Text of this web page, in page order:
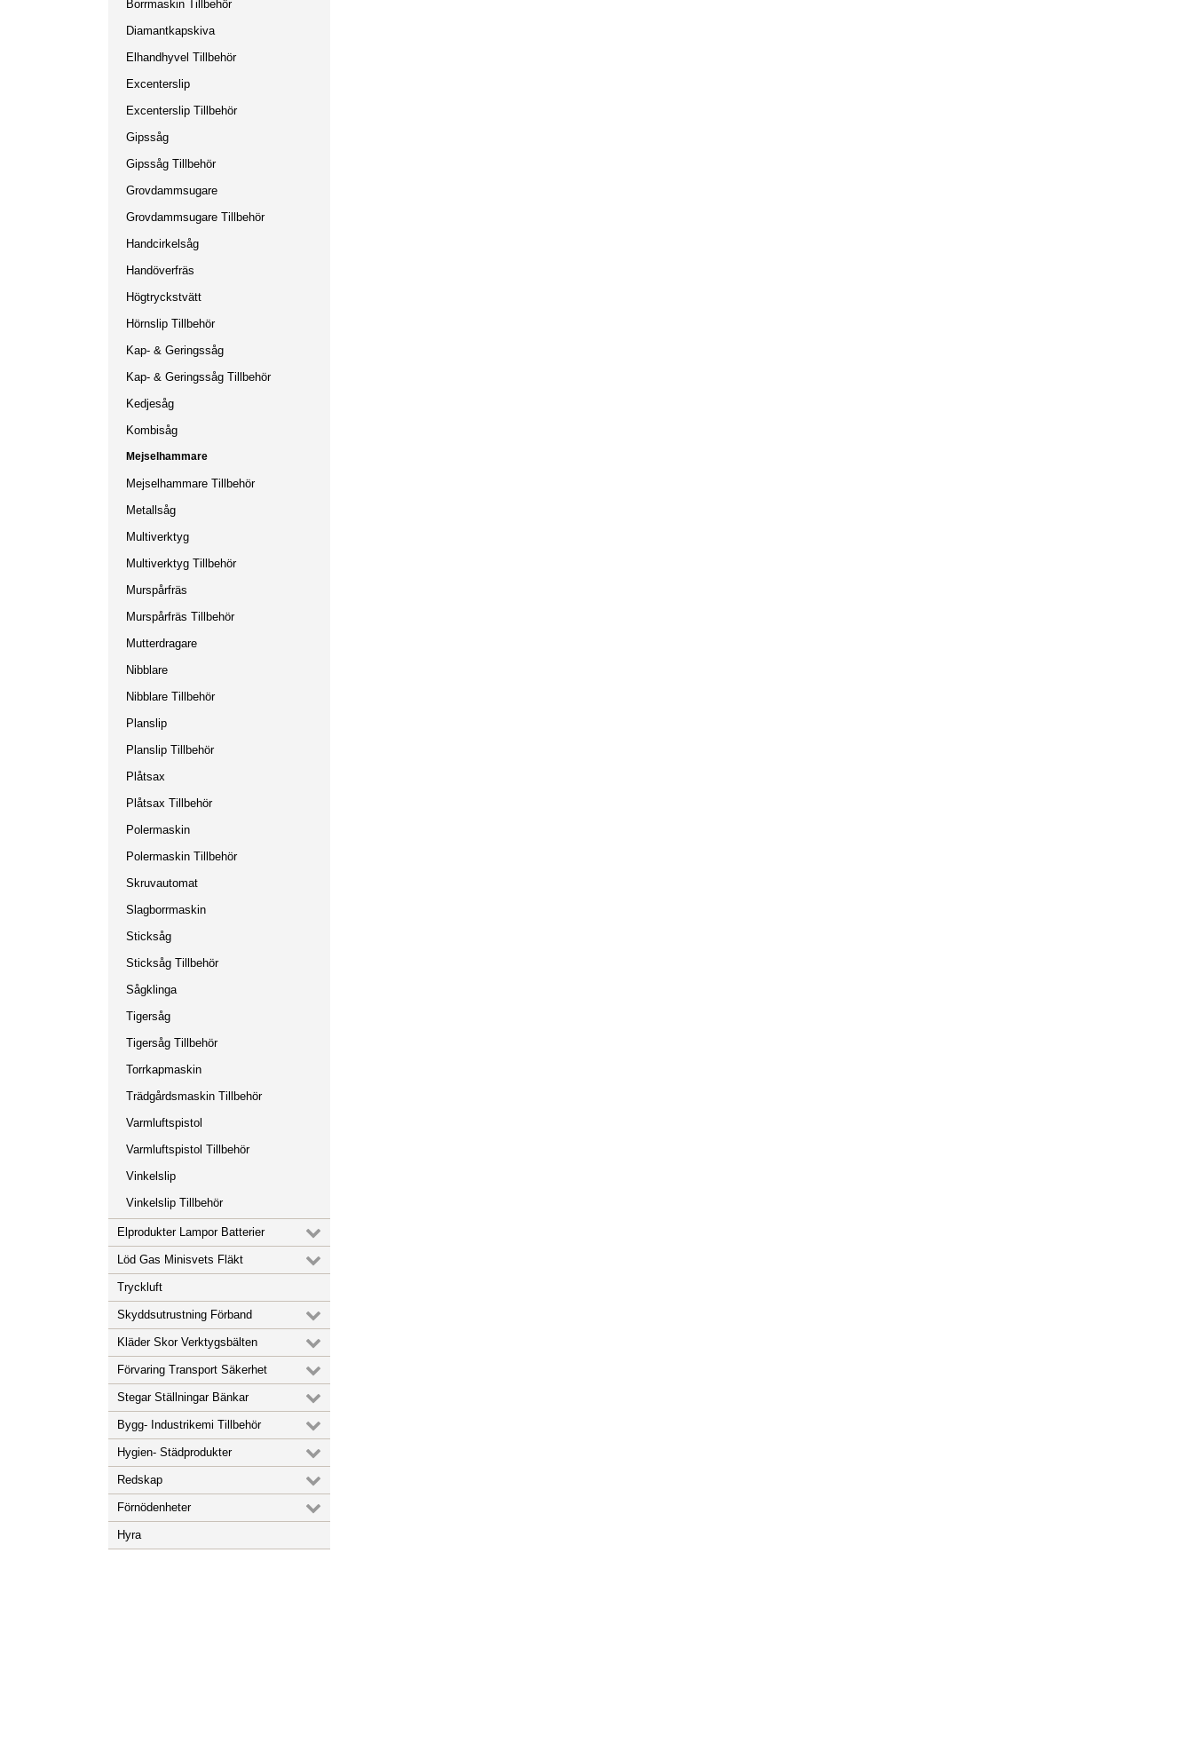
Borrmaskin Tillbehör
Diamantkapskiva
Elhandhyvel Tillbehör
Excenterslip
Excenterslip Tillbehör
Gipssåg
Gipssåg Tillbehör
Grovdammsugare
Grovdammsugare Tillbehör
Handcirkelsåg
Handöverfräs
Högtryckstvätt
Hörnslip Tillbehör
Kap- & Geringssåg
Kap- & Geringssåg Tillbehör
Kedjesåg
Kombisåg
Mejselhammare
Mejselhammare Tillbehör
Metallsåg
Multiverktyg
Multiverktyg Tillbehör
Murspårfräs
Murspårfräs Tillbehör
Mutterdragare
Nibblare
Nibblare Tillbehör
Planslip
Planslip Tillbehör
Plåtsax
Plåtsax Tillbehör
Polermaskin
Polermaskin Tillbehör
Skruvautomat
Slagborrmaskin
Sticksåg
Sticksåg Tillbehör
Sågklinga
Tigersåg
Tigersåg Tillbehör
Torrkapmaskin
Trädgårdsmaskin Tillbehör
Varmluftspistol
Varmluftspistol Tillbehör
Vinkelslip
Vinkelslip Tillbehör
Elprodukter Lampor Batterier
Löd Gas Minisvets Fläkt
Tryckluft
Skyddsutrustning Förband
Kläder Skor Verktygsbälten
Förvaring Transport Säkerhet
Stegar Ställningar Bänkar
Bygg- Industrikemi Tillbehör
Hygien- Städprodukter
Redskap
Förnödenheter
Hyra